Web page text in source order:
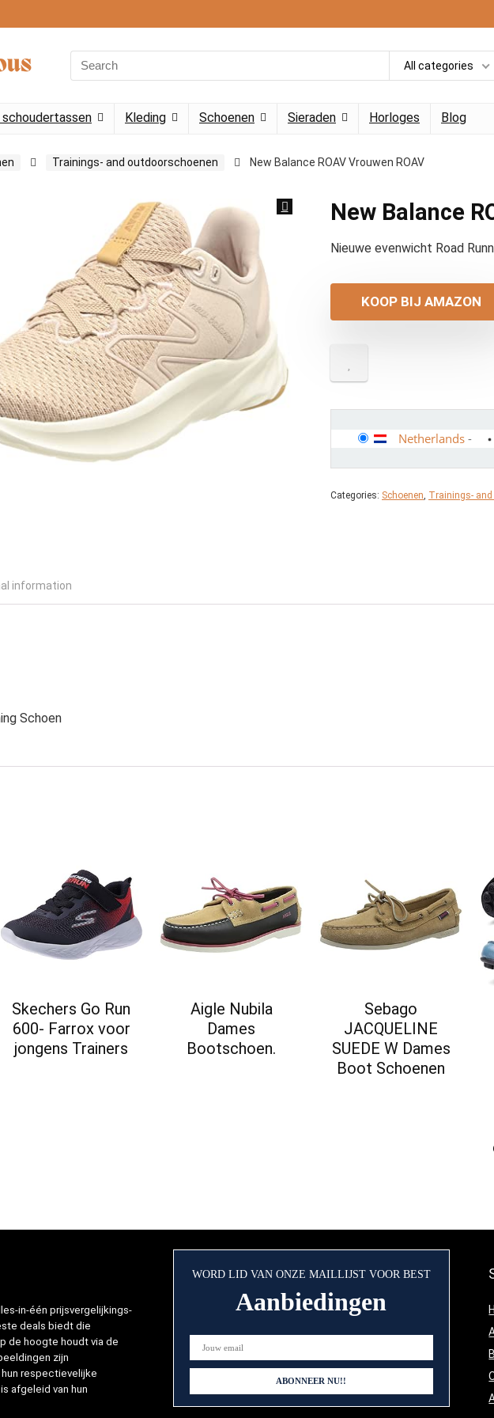
Search
for:
All categories
schoudertassen Kleding Schoenen Sieraden Horloges Blog
Trainings- and outdoorschoenen New Balance ROAV Vrouwen ROAV
New Balance
Nieuwe evenwicht Road
KOOP BIJ AMAZON
Netherlands -
Categories: Schoenen, Trainings-
information
Schoen
Skechers Go Run
600- Farrox voor
jongens Trainers
Aigle Nubila
Dames
Bootschoen.
Sebago
JACQUELINE
SUEDE W Dames
Boot Schoenen
in-één prijsvergelijkings-
deals biedt die
de hoogte houdt via de
zijn
respectievelijke
afgeleid van hun
WORD LID VAN ONZE MAILLIJST VOOR BEST
Aanbiedingen